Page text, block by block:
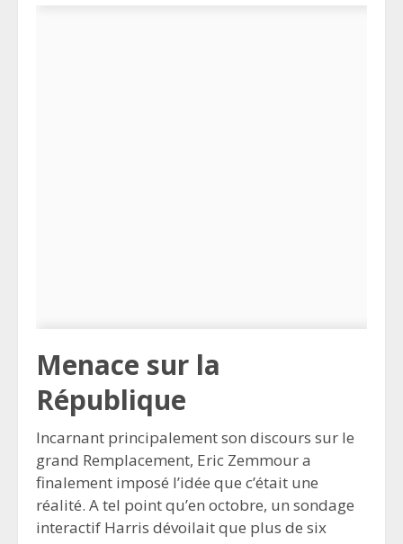
Menace sur la
République
Incarnant principalement son discours sur le
grand Remplacement, Eric Zemmour a
finalement imposé l’idée que c’était une
réalité. A tel point qu’en octobre, un sondage
interactif Harris dévoilait que plus de six